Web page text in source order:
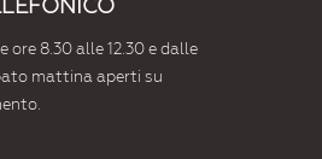
8.30 alle 12.30 e dalle
mattina aperti su